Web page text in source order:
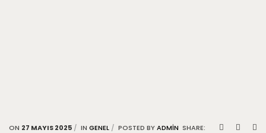
ON 27 MAYIS 2025 IN GENEL POSTED BYADMIN SHARE: